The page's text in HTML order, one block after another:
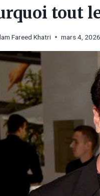
tout
Fareed Khatri mars 4, 2026